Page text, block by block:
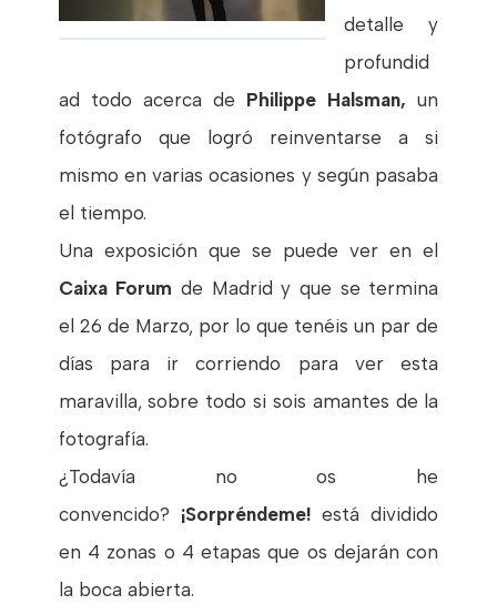
detalle y
profundid
ad todo acerca de Philippe Halsman,un
fotógrafo que logró reinventarse a si
mismo en varias ocasiones y según pasaba
el tiempo.
Una exposición que se puede ver en el
Caixa Forum de Madrid y que se termina
el 26 de Marzo, por lo que tenéis un par de
días para ir corriendo para ver esta
maravilla, sobre todo si sois amantes de la
fotografía.
¿Todavía no os he
convencido? ¡Sorpréndeme!está dividido
en 4 zonas o 4 etapas que os dejarán con
la boca abierta.